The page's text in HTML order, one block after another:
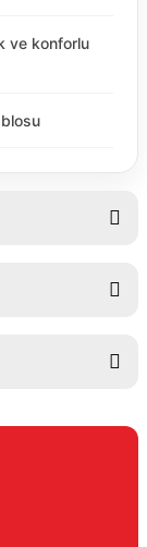
ve konforlu
kullanarak